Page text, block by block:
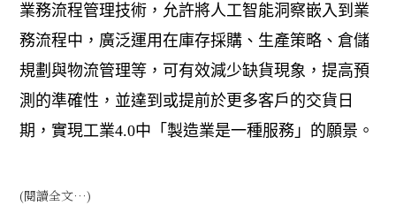
業務流程管理技術，允許將人工智能洞察嵌入到業
務流程中，廣泛運用在庫存採購、生產策略、倉儲
規劃與物流管理等，可有效減少缺貨現象，提高預
測的準確性，並達到或提前於更多客戶的交貨日
期，實現工業4.0中「製造業是一種服務」的願景。
(閱讀全文…)